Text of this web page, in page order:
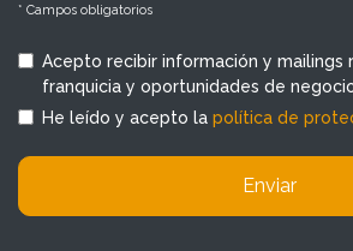
* Campos obligatorios
Acepto recibir información y mailings
franquicia y oportunidades de
He leído y acepto la política de
Enviar